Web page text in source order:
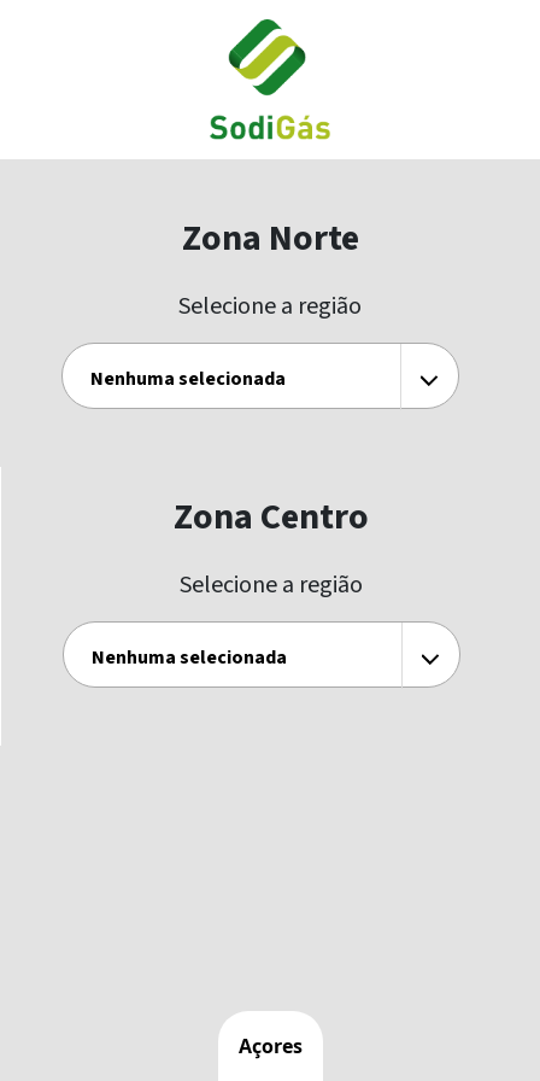
Zona Norte
Selecione a região
Nenhuma selecionada
Zona Centro
Selecione a região
Nenhuma selecionada
Açores